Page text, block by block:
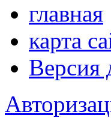
главная
карта
Версия